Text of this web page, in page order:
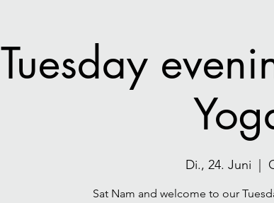
Tuesday
Di., 24. Juni
Sat Nam and welcome to our